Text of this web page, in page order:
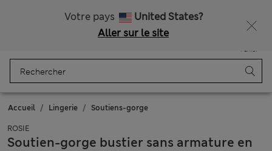
Votre pays
United States?
Aller sur le site
Panier
Accueil Lingerie Soutiens-gorge
ROSIE
Soutien-gorge bustier sans armature en